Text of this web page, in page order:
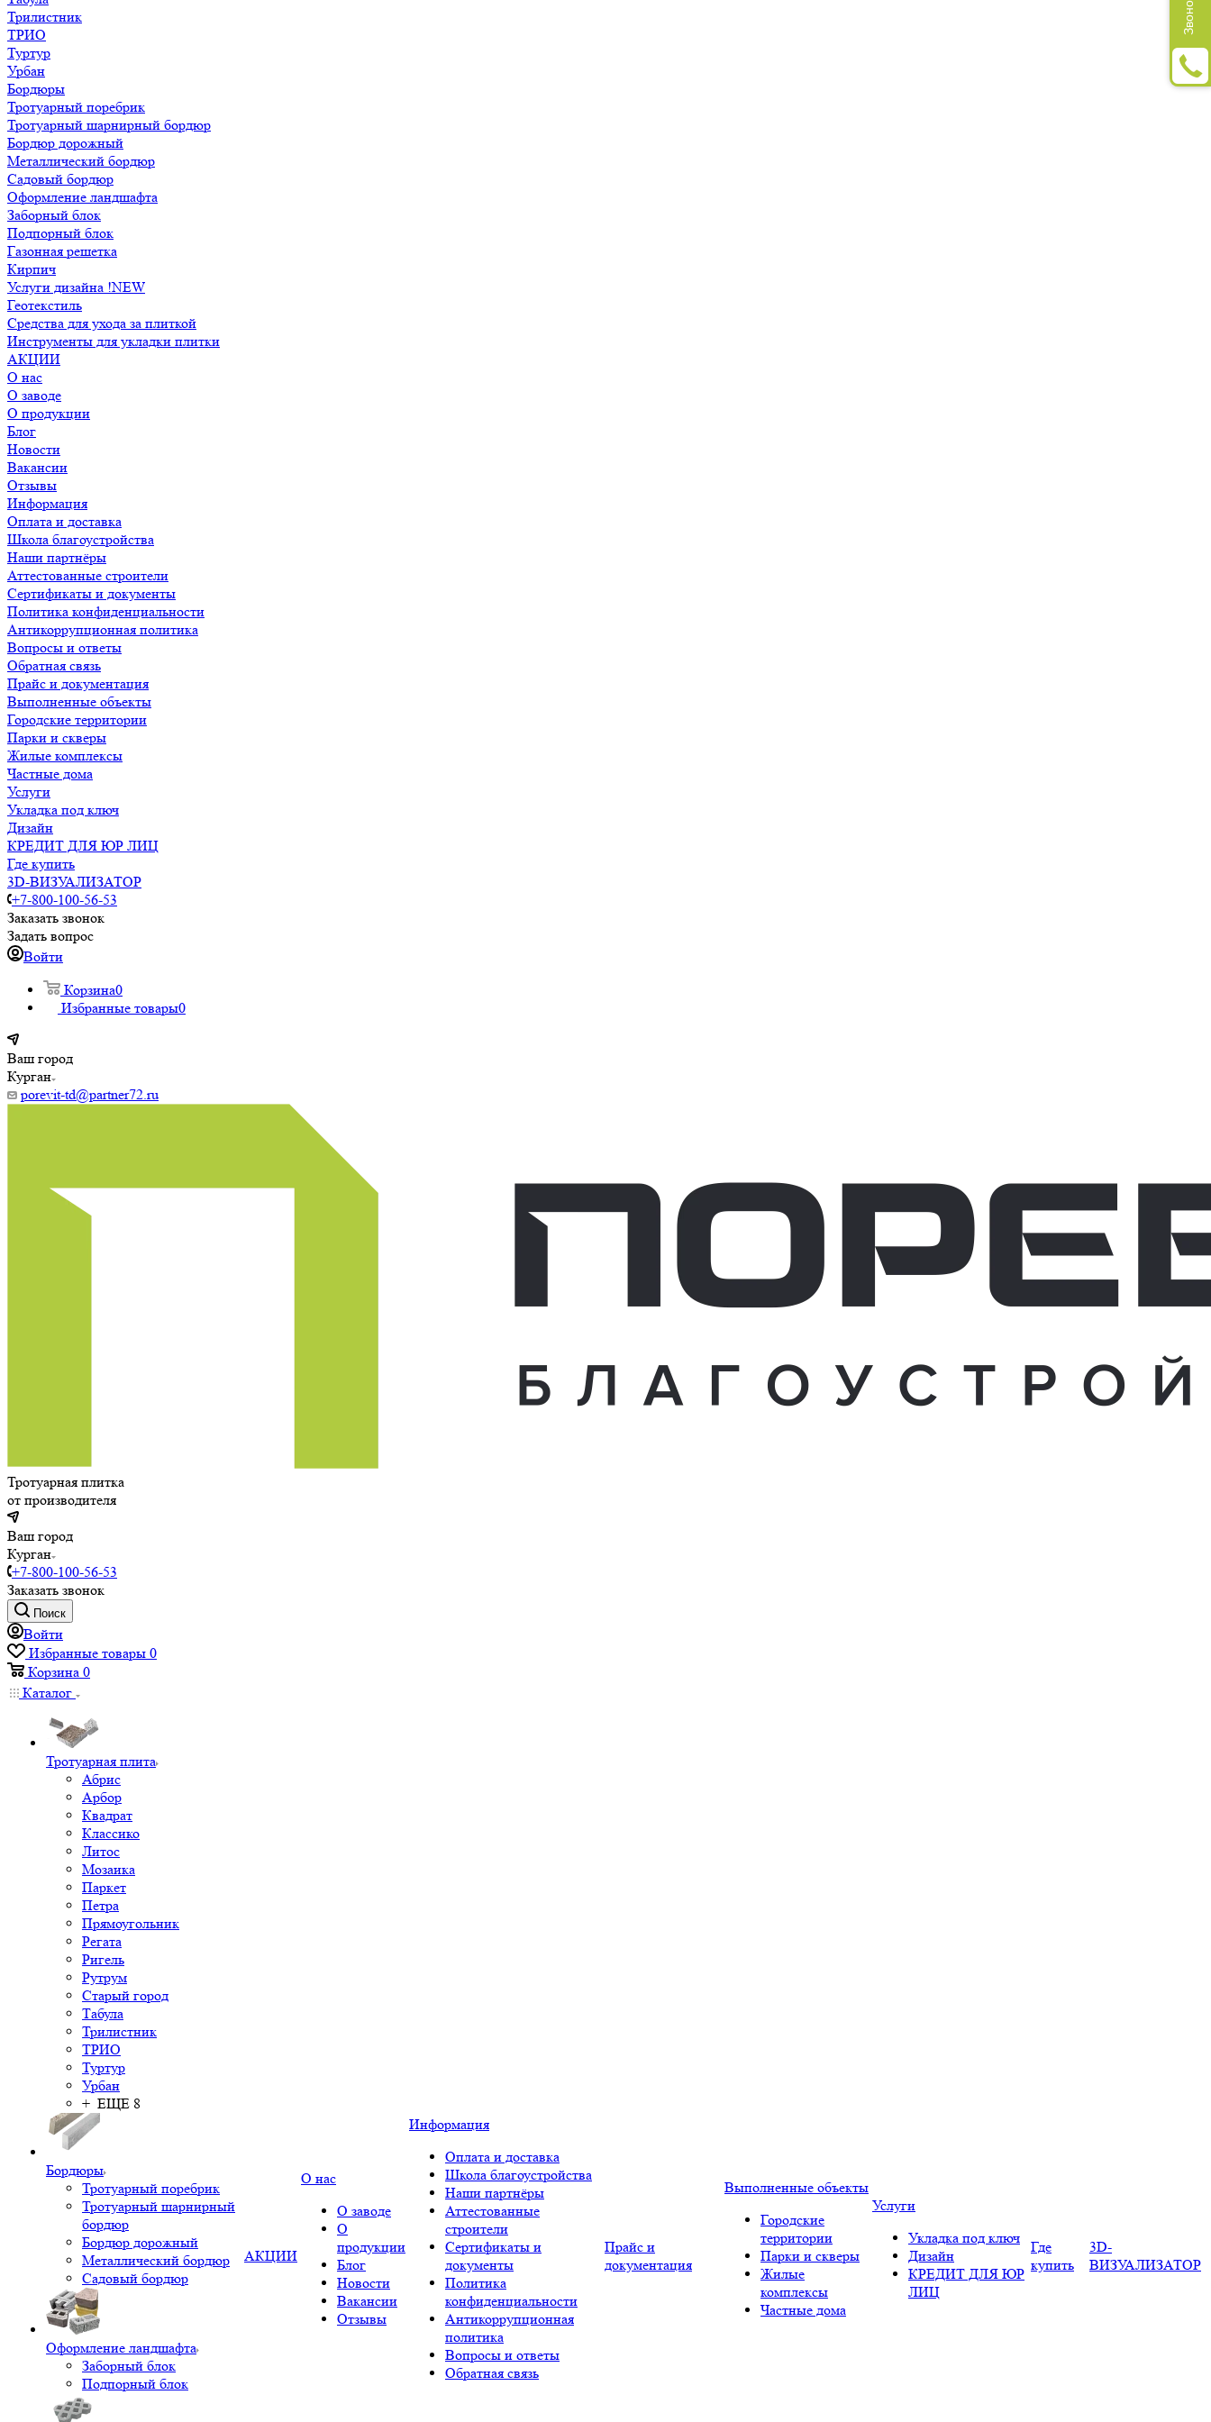
Трилистник
ТРИО
Туртур
Урбан
Бордюры
Тротуарный поребрик
Тротуарный шарнирный бордюр
Бордюр дорожный
Металлический бордюр
Садовый бордюр
Оформление ландшафта
Заборный блок
Подпорный блок
Газонная решетка
Кирпич
Услуги дизайна !NEW
Геотекстиль
Средства для ухода за плиткой
Инструменты для укладки плитки
АКЦИИ
О нас
О заводе
О продукции
Блог
Новости
Вакансии
Отзывы
Информация
Оплата и доставка
Школа благоустройства
Наши партнёры
Аттестованные строители
Сертификаты и документы
Политика конфиденциальности
Антикоррупционная политика
Вопросы и ответы
Обратная связь
Прайс и документация
Выполненные объекты
Городские территории
Парки и скверы
Жилые комплексы
Частные дома
Услуги
Укладка под ключ
Дизайн
КРЕДИТ ДЛЯ ЮР ЛИЦ
Где купить
3D-ВИЗУАЛИЗАТОР
+7-800-100-56-53
Заказать звонок
Задать вопрос
Войти
Корзина0
Избранные товары0
Ваш город
Курган
porevit-td@partner72.ru
Тротуарная плитка
от производителя
Ваш город
Курган
+7-800-100-56-53
Заказать звонок
Поиск
Войти
Избранные товары 0
Корзина 0
Каталог
Тротуарная плита
Абрис
Арбор
Квадрат
Классико
Литос
Мозаика
Паркет
Петра
Прямоугольник
Регата
Ригель
Рутрум
Старый город
Табула
Трилистник
ТРИО
Туртур
Урбан
+ ЕЩЕ 8
Бордюры
Тротуарный поребрик
Тротуарный шарнирный
бордюр
Бордюр дорожный
Металлический бордюр
Садовый бордюр
Оформление ландшафта
Заборный блок
Подпорный блок
АКЦИИ
О нас
О заводе
О
продукции
Блог
Новости
Вакансии
Отзывы
Информация
Оплата и доставка
Школа благоустройства
Наши партнёры
Аттестованные
строители
Сертификаты и
документы
Политика
конфиденциальности
Антикоррупционная
политика
Вопросы и ответы
Обратная связь
Прайс и
документация
Выполненные объекты
Городские
территории
Парки и скверы
Жилые
комплексы
Частные дома
Услуги
Укладка под ключ
Дизайн
КРЕДИТ ДЛЯ ЮР
ЛИЦ
Где
купить
3D-
ВИЗУАЛИЗАТОР